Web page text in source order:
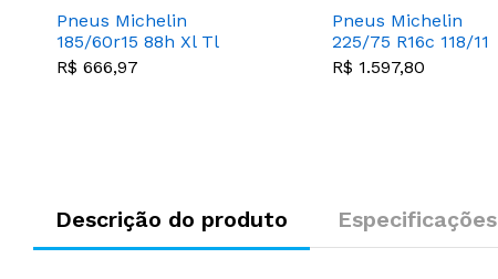
Pneus Michelin
185/60r15 88h Xl Tl
Primacy 4
R$ 666,97
Pneus Michelin
225/75 R16c 118/11
Agilis Grnx Tl Mi
R$ 1.597,80
Descrição do produto Especificações